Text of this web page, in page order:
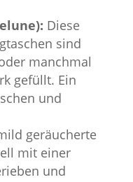
Diese
sind
manchmal
gefüllt. Ein
und
geräucherte
mit einer
und